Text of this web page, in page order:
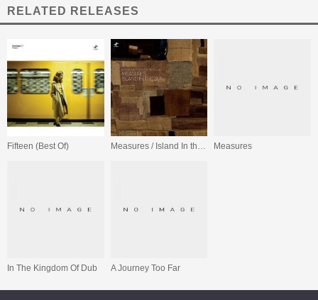
RELATED RELEASES
Fifteen (Best Of) Measures
In The Kingdom Of Dub A Journey Too Far